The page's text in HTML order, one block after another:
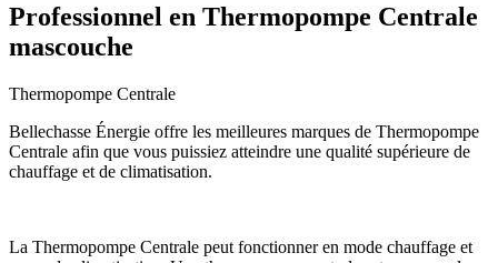
Professionnel en Thermopompe Centrale
mascouche
Thermopompe Centrale
Bellechasse Énergie offre les meilleures marques de Thermopompe
Centrale afin que vous puissiez atteindre une qualité supérieure de
chauffage et de climatisation.
La Thermopompe Centrale peut fonctionner en mode chauffage et